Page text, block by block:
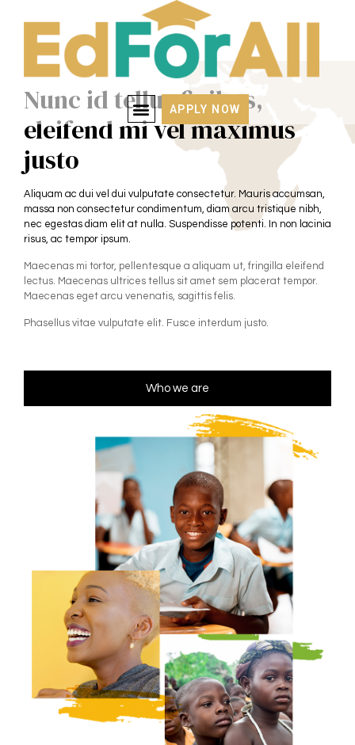
APPLY NOW
Nunc id tellus finibus,
eleifend mi vel maximus
justo
Aliquam ac dui vel dui vulputate consectetur. Mauris accumsan,
massa non consectetur condimentum, diam arcu tristique nibh,
nec egestas diam elit at nulla. Suspendisse potenti. In non lacinia
risus, ac tempor ipsum.
Maecenas mi tortor, pellentesque a aliquam ut, fringilla eleifend
lectus. Maecenas ultrices tellus sit amet sem placerat tempor.
Maecenas eget arcu venenatis, sagittis felis.
Phasellus vitae vulputate elit. Fusce interdum justo.
Who we are